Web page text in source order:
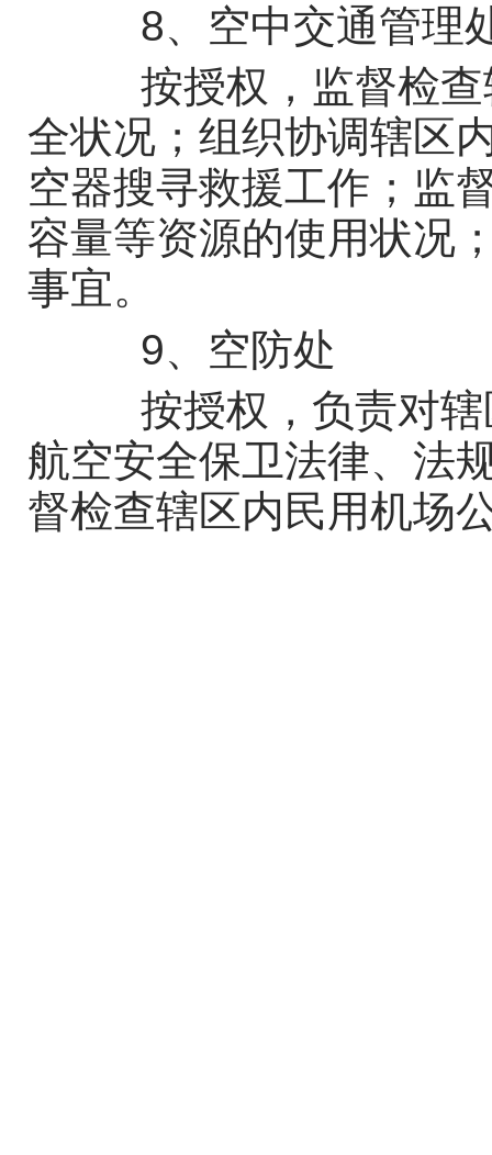
8、空中交通管理
按授权，监督检查
全状况；组织协调辖区
空器搜寻救援工作；监
容量等资源的使用状况
事宜。
9、空防处
按授权，负责对辖
航空安全保卫法律、法
督检查辖区内民用机场